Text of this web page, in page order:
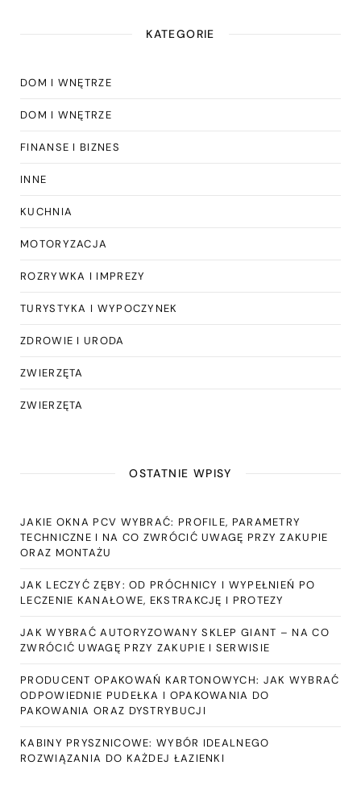
KATEGORIE
DOM I WNĘTRZE
DOM I WNĘTRZE
FINANSE I BIZNES
INNE
KUCHNIA
MOTORYZACJA
ROZRYWKA I IMPREZY
TURYSTYKA I WYPOCZYNEK
ZDROWIE I URODA
ZWIERZĘTA
ZWIERZĘTA
OSTATNIE WPISY
JAKIE OKNA PCV WYBRAĆ: PROFILE, PARAMETRY
TECHNICZNE I NA CO ZWRÓCIĆ UWAGĘ PRZY ZAKUPIE
ORAZ MONTAŻU
JAK LECZYĆ ZĘBY: OD PRÓCHNICY I WYPEŁNIEŃ PO
LECZENIE KANAŁOWE, EKSTRAKCJĘ I PROTEZY
JAK WYBRAĆ AUTORYZOWANY SKLEP GIANT – NA CO
ZWRÓCIĆ UWAGĘ PRZY ZAKUPIE I SERWISIE
PRODUCENT OPAKOWAŃ KARTONOWYCH: JAK WYBRAĆ
ODPOWIEDNIE PUDEŁKA I OPAKOWANIA DO
PAKOWANIA ORAZ DYSTRYBUCJI
KABINY PRYSZNICOWE: WYBÓR IDEALNEGO
ROZWIĄZANIA DO KAŻDEJ ŁAZIENKI